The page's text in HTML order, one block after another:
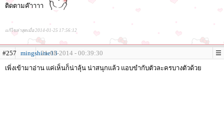
ติดตามค๊าาาา
แก้ไขล่าสุดเมื่อ 2014-01-25 17:56:12
#257 mingshime1321-08-2014 - 00:39:30
เพิ่งเข้ามาอ่าน แค่เห็นก็น่าลุ้น น่าสนุกแล้ว แอบขำกับตัวละครบางตัวด้วย